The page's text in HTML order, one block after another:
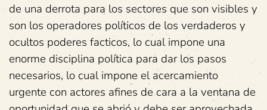
de una derrota para los sectores que son visibles y
son los operadores políticos de los verdaderos y
ocultos poderes facticos, lo cual impone una
enorme disciplina política para dar los pasos
necesarios, lo cual impone el acercamiento
urgente con actores afines de cara a la ventana de